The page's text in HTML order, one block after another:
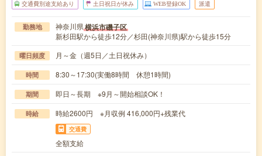
交通費別途支給あり 土日祝日が休み WEB登録OK 派遣
勤務地 神奈川県横浜市磯子区
新杉田駅から徒歩12分／杉田(神奈川県)駅から徒歩15分
曜日頻度 月～金（週5日／土日祝休み）
時間 8:30～17:30(実働8時間 休憩1時間)
期間 即日～長期 ※9月～開始相談OK！
時給 時給2600円 ※月収例 416,000円+残業代
交通費
全額支給